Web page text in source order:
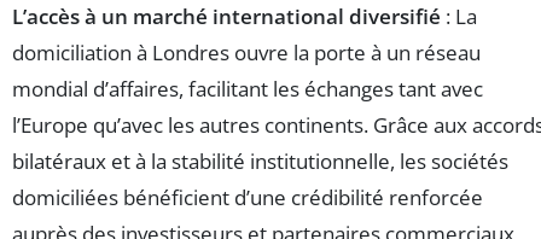
L’accès à un marché international diversifié : La
domiciliation à Londres ouvre la porte à un réseau
mondial d’affaires, facilitant les échanges tant avec
l’Europe qu’avec les autres continents. Grâce aux
bilatéraux et à la stabilité institutionnelle, les sociétés
domiciliées bénéficient d’une crédibilité renforcée